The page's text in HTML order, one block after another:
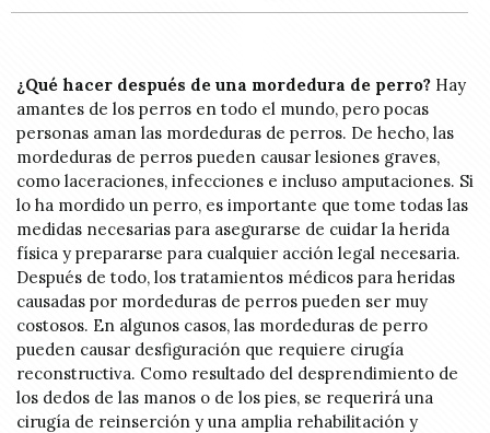
m
¿Qué hacer después de una mordedura de perro? Hay
amantes de los perros en todo el mundo, pero pocas
personas aman las mordeduras de perros. De hecho, las
mordeduras de perros pueden causar lesiones graves,
como laceraciones, infecciones e incluso amputaciones. Si
lo ha mordido un perro, es importante que tome todas las
medidas necesarias para asegurarse de cuidar la herida
física y prepararse para cualquier acción legal necesaria.
Después de todo, los tratamientos médicos para heridas
causadas por mordeduras de perros pueden ser muy
costosos. En algunos casos, las mordeduras de perro
pueden causar desfiguración que requiere cirugía
reconstructiva. Como resultado del desprendimiento de
los dedos de las manos o de los pies, se requerirá una
cirugía de reinserción y una amplia rehabilitación y